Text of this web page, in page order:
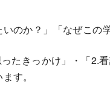
のか？」「なぜこの
たきっかけ」・「2.
す。